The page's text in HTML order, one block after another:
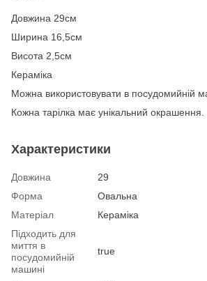
Довжина 29см
Ширина 16,5см
Висота 2,5см
Кераміка
Можна використовувати в посудомийній
Кожна тарілка має унікальний окрашення.
Характеристики
Довжина
29
Форма
Овальна
Матеріал
Кераміка
Підходить для
миття в
посудомийній
машині
true